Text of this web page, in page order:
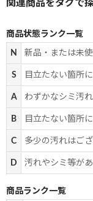
商品状態ランク一覧
N 新品・または未
S 目立たない箇所
A わずかなシミ汚
B 目立たない箇所
C 多少の汚れはご
D 汚れやシミ等が
商品ランク一覧